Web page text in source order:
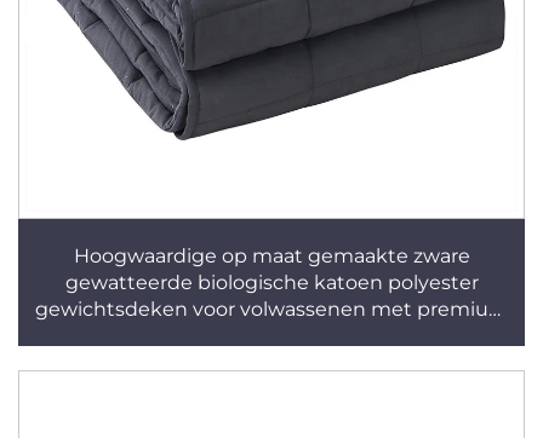
Hoogwaardige op maat gemaakte zware
gewatteerde biologische katoen polyester
gewichtsdeken voor volwassenen met premium